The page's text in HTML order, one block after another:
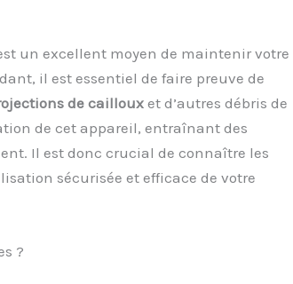
un excellent moyen de maintenir votre
il est essentiel de faire preuve de
de cailloux et d’autres débris de
de cet appareil, entraînant des
Il est donc crucial de connaître les
sécurisée et efficace de votre
?